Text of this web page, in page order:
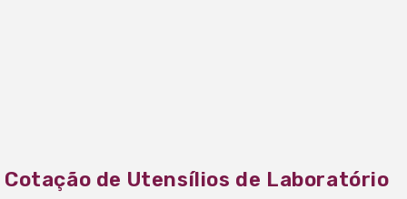
Cotação de Utensílios de Laboratório